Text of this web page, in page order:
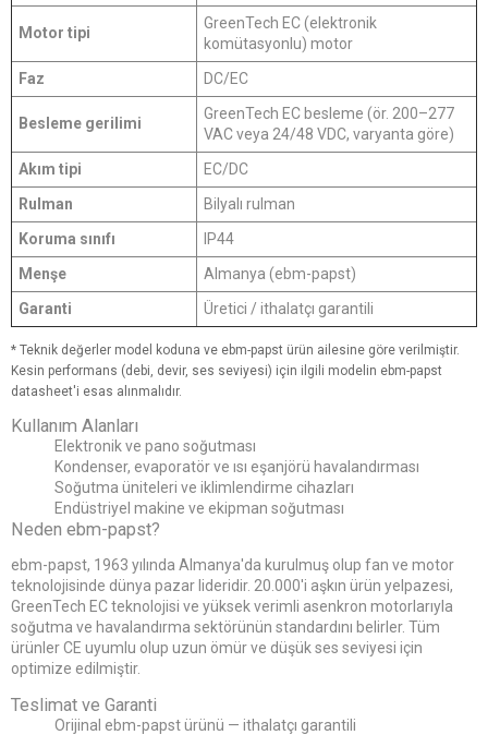
Motor tipi
GreenTech EC (elektronik
komütasyonlu) motor
Faz
DC/EC
Besleme gerilimi
GreenTech EC besleme (ör. 200–277
VAC veya 24/48 VDC, varyanta göre)
Akım tipi
EC/DC
Rulman
Bilyalı rulman
Koruma sınıfı
IP44
Menşe
Almanya (ebm-papst)
Garanti
Üretici / ithalatçı garantili
* Teknik değerler model koduna ve ebm-papst ürün ailesine göre verilmiştir.
Kesin performans (debi, devir, ses seviyesi) için ilgili modelin ebm-papst
datasheet'i esas alınmalıdır.
Kullanım Alanları
Elektronik ve pano soğutması
Kondenser, evaporatör ve ısı eşanjörü havalandırması
Soğutma üniteleri ve iklimlendirme cihazları
Endüstriyel makine ve ekipman soğutması
Neden ebm-papst?
ebm-papst, 1963 yılında Almanya'da kurulmuş olup fan ve motor
teknolojisinde dünya pazar lideridir. 20.000'i aşkın ürün yelpazesi,
GreenTech EC teknolojisi ve yüksek verimli asenkron motorlarıyla
soğutma ve havalandırma sektörünün standardını belirler. Tüm
ürünler CE uyumlu olup uzun ömür ve düşük ses seviyesi için
optimize edilmiştir.
Teslimat ve Garanti
Orijinal ebm-papst ürünü — ithalatçı garantili